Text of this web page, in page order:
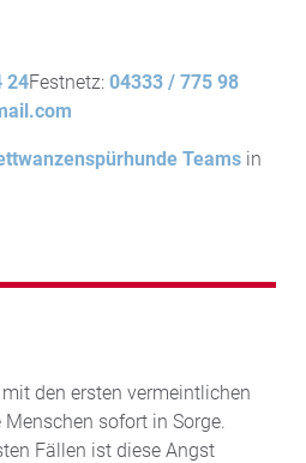
24Festnetz: 04333 / 775 98
Teams in
den ersten vermeintlichen
Menschen sofort in Sorge.
Fällen ist diese Angst